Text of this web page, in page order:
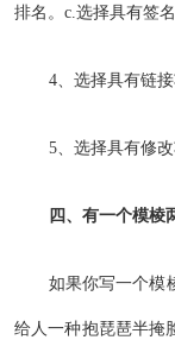
排名。c.选择具有签
4、选择具有链接
5、选择具有修改
四、有一个模棱
如果你写一个模
给人一种抱琵琶半掩